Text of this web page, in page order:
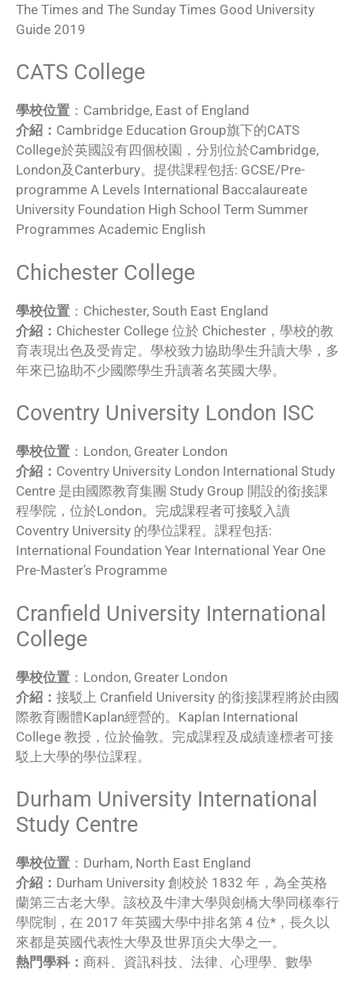
The Times and The Sunday Times Good University
Guide 2019
CATS College
學校位置 ：Cambridge, East of England
介紹： Cambridge Education Group旗下的CATS
College於英國設有四個校園，分別位於Cambridge,
London及Canterbury。提供課程包括: GCSE/Pre-
programme A Levels International Baccalaureate
University Foundation High School Term Summer
Programmes Academic English
Chichester College
學校位置 ：Chichester, South East England
介紹： Chichester College 位於 Chichester，學校的教
育表現出色及受肯定。學校致力協助學生升讀大學，多
年來已協助不少國際學生升讀著名英國大學。
Coventry University London ISC
學校位置 ：London, Greater London
介紹： Coventry University London International Study
Centre 是由國際教育集團 Study Group 開設的銜接課
程學院，位於London。完成課程者可接駁入讀
Coventry University 的學位課程。課程包括:
International Foundation Year International Year One
Pre-Master’s Programme
Cranfield University International
College
學校位置 ：London, Greater London
介紹： 接駁上 Cranfield University 的銜接課程將於由國
際教育團體Kaplan經營的。Kaplan International
College 教授，位於倫敦。完成課程及成績達標者可接
駁上大學的學位課程。
Durham University International
Study Centre
學校位置 ：Durham, North East England
介紹： Durham University 創校於 1832 年，為全英格
蘭第三古老大學。該校及牛津大學與劍橋大學同樣奉行
學院制，在 2017 年英國大學中排名第 4 位*，長久以
來都是英國代表性大學及世界頂尖大學之一。
熱門學科： 商科、資訊科技、法律、心理學、數學